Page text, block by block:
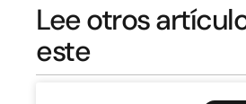
Lee otros
este